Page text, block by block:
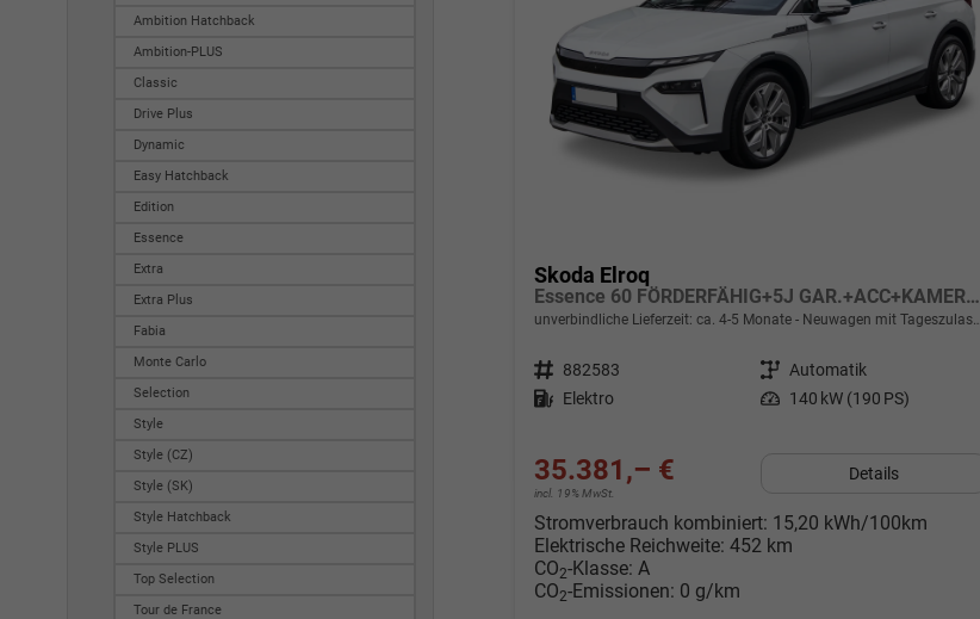
Skoda Elroq
Essence 60 FÖRDERFÄHIG+5J GAR.+ACC+KAMERA+19" ALU+SMARTLINK+KLIMA+LED
unverbindliche Lieferzeit: ca. 4-5 Monate Neuwagen mit Tageszulassung
Fahrzeugnr. 882583 Getriebe Automatik
Kraftstoff Elektro Leistung 140 kW (190 PS)
35.381,– €
incl. 19% MwSt.
Details
Stromverbrauch kombiniert: 15,20 kWh/100km
Elektrische Reichweite: 452 km
CO2-Klasse: A
CO2-Emissionen: 0 g/km
Ambition Hatchback
Ambition-PLUS
Classic
Drive Plus
Dynamic
Easy Hatchback
Edition
Essence
Extra
Extra Plus
Fabia
Monte Carlo
Selection
Style
Style (CZ)
Style (SK)
Style Hatchback
Style PLUS
Top Selection
Tour de France